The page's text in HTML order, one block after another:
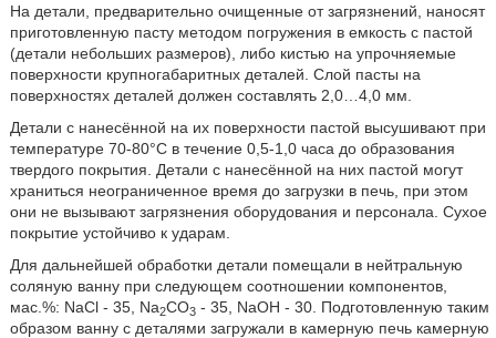
На детали, предварительно очищенные от загрязнений, наносят
приготовленную пасту методом погружения в емкость с пастой
(детали небольших размеров), либо кистью на упрочняемые
поверхности крупногабаритных деталей. Слой пасты на
поверхностях деталей должен составлять 2,0…4,0 мм.
Детали с нанесённой на их поверхности пастой высушивают при
температуре 70-80°С в течение 0,5-1,0 часа до образования
твердого покрытия. Детали с нанесённой на них пастой могут
храниться неограниченное время до загрузки в печь, при этом
они не вызывают загрязнения оборудования и персонала. Сухое
покрытие устойчиво к ударам.
Для дальнейшей обработки детали помещали в нейтральную
соляную ванну при следующем соотношении компонентов,
мас.%: NaCl - 35, Na2CO3- 35, NaOH - 30. Подготовленную таким
образом ванну с деталями загружали в камерную печь камерную